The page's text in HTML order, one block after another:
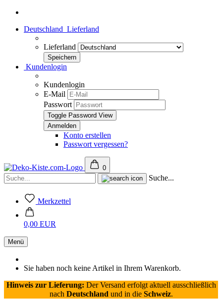
Deutschland Lieferland
Lieferland
Kundenlogin
Kundenlogin
E-Mail
Passwort
Toggle Password View
Konto erstellen
Passwort vergessen?
0
Suche...
Merkzettel
0,00 EUR
Menü
Sie haben noch keine Artikel in Ihrem Warenkorb.
Hinweis zur Lieferung: Der Versand erfolgt aktuell ausschließlich
nach Deutschland und in die Schweiz.